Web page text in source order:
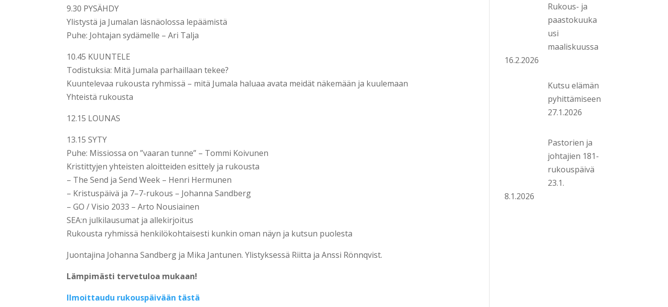
9.30 PYSÄHDY
Ylistystä ja Jumalan läsnäolossa lepäämistä
Puhe: Johtajan sydämelle – Ari Talja
10.45 KUUNTELE
Todistuksia: Mitä Jumala parhaillaan tekee?
Kuuntelevaa rukousta ryhmissä – mitä Jumala haluaa avata meidät näkemään ja kuulemaan
Yhteistä rukousta
12.15 LOUNAS
13.15 SYTY
Puhe: Missiossa on ”vaaran tunne” – Tommi Koivunen
Kristittyjen yhteisten aloitteiden esittely ja rukousta
– The Send ja Send Week – Henri Hermunen
– Kristuspäivä ja 7–7-rukous – Johanna Sandberg
– GO / Visio 2033 – Arto Nousiainen
SEA:n julkilausumat ja allekirjoitus
Rukousta ryhmissä henkilökohtaisesti kunkin oman näyn ja kutsun puolesta
Juontajina Johanna Sandberg ja Mika Jantunen. Ylistyksessä Riitta ja Anssi Rönnqvist.
Lämpimästi tervetuloa mukaan!
Ilmoittaudu rukouspäivään tästä
Rukous- ja
paastokuuka
usi
maaliskuussa
16.2.2026
Kutsu elämän
pyhittämiseen
27.1.2026
Pastorien ja
johtajien 181-
rukouspäivä
23.1.
8.1.2026